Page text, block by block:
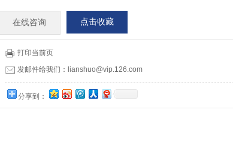
在线咨询 点击收藏
打印当前页
发邮件给我们：lianshuo@vip.126.com
分享到：